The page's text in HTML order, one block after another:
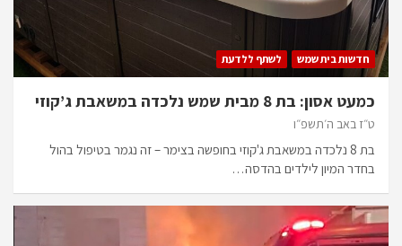
חדשות בית שמש לשתף ללדעת
כמעט אסון: בת 8 מבית שמש נלכדה במשאבת ג’קוזי
ט״ז באב ה׳תשפ״ו
בת 8 נלכדה במשאבת ג'קוזי בחופשה בצימר – זה נגמר בטיפול בהול
בחדר המיון לילדים בהדסה…